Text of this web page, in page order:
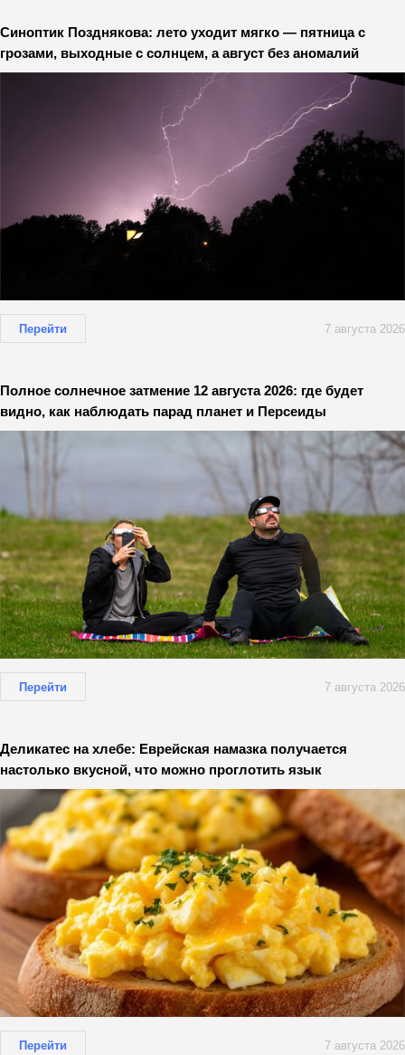
Синоптик Позднякова: лето уходит мягко — пятница с
грозами, выходные с солнцем, а август без аномалий
Перейти 7 августа 2026
Полное солнечное затмение 12 августа 2026: где будет
видно, как наблюдать парад планет и Персеиды
Перейти 7 августа 2026
Деликатес на хлебе: Еврейская намазка получается
настолько вкусной, что можно проглотить язык
Перейти 7 августа 2026